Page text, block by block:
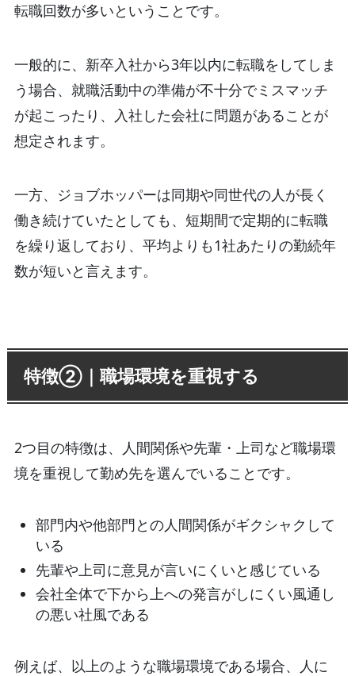
転職回数が多いということです。
一般的に、新卒入社から3年以内に転職をしてしま
う場合、就職活動中の準備が不十分でミスマッチ
が起こったり、入社した会社に問題があることが
想定されます。
一方、ジョブホッパーは同期や同世代の人が長く
働き続けていたとしても、短期間で定期的に転職
を繰り返しており、平均よりも1社あたりの勤続年
数が短いと言えます。
特徴②｜職場環境を重視する
2つ目の特徴は、人間関係や先輩・上司など職場環
境を重視して勤め先を選んでいることです。
部門内や他部門との人間関係がギクシャクして
いる
先輩や上司に意見が言いにくいと感じている
会社全体で下から上への発言がしにくい風通し
の悪い社風である
例えば、以上のような職場環境である場合、人に